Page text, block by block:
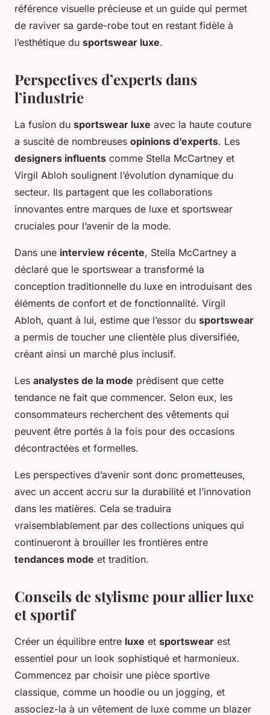
référence visuelle précieuse et un guide qui permet
de raviver sa garde-robe tout en restant fidèle à
l’esthétique du sportswear luxe.
Perspectives d’experts dans
l’industrie
La fusion du sportswear luxe avec la haute couture
a suscité de nombreuses opinions d’experts. Les
designers influents comme Stella McCartney et
Virgil Abloh soulignent l’évolution dynamique du
secteur. Ils partagent que les collaborations
innovantes entre marques de luxe et sportswear
cruciales pour l’avenir de la mode.
Dans une interview récente, Stella McCartney a
déclaré que le sportswear a transformé la
conception traditionnelle du luxe en introduisant des
éléments de confort et de fonctionnalité. Virgil
Abloh, quant à lui, estime que l’essor du sportswear
a permis de toucher une clientèle plus diversifiée,
créant ainsi un marché plus inclusif.
Les analystes de la mode prédisent que cette
tendance ne fait que commencer. Selon eux, les
consommateurs recherchent des vêtements qui
peuvent être portés à la fois pour des occasions
décontractées et formelles.
Les perspectives d’avenir sont donc prometteuses,
avec un accent accru sur la durabilité et l’innovation
dans les matières. Cela se traduira
vraisemblablement par des collections uniques qui
continueront à brouiller les frontières entre
tendances mode et tradition.
Conseils de stylisme pour allier luxe
et sportif
Créer un équilibre entre luxe et sportswear est
essentiel pour un look sophistiqué et harmonieux.
Commencez par choisir une pièce sportive
classique, comme un hoodie ou un jogging, et
associez-la à un vêtement de luxe comme un blazer